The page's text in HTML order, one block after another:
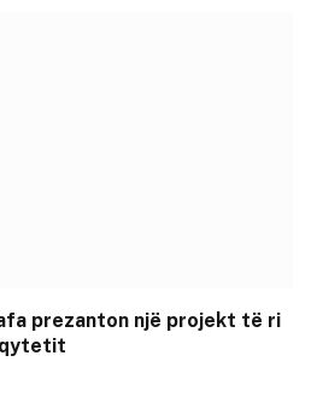
prezanton një projekt të ri
qytetit